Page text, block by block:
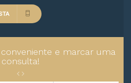
e marcar uma
consulta!